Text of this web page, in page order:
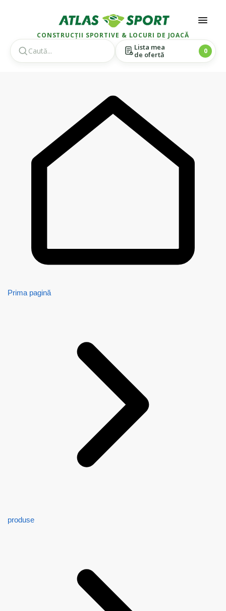
CONSTRUCȚII SPORTIVE & LOCURI DE JOACĂ
Lista mea
de ofertă
0
Prima pagină
produse